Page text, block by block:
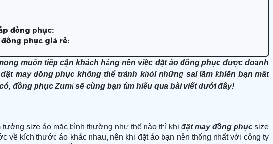
đồng phục:
phục giá rẻ:
muốn tiếp cận khách hàng nên việc đặt áo đồng phục được doanh
may đồng phục không thể tránh khỏi những sai lầm khiến bạn mất
đồng phục Zumi sẽ cùng bạn tìm hiểu qua bài viết dưới đây!
tưởng size áo mặc bình thường như thế nào thì khi đặt may đồng phụcsize
về kích thước áo khác nhau, nên khi đặt áo bạn nên thống nhất với công ty